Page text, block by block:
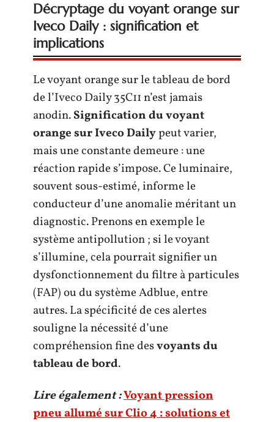
Décryptage du voyant orange sur
Iveco Daily : signification et
implications
Le voyant orange sur le tableau de bord
de l’Iveco Daily 35C11 n’est jamais
anodin.Signification du voyant
orange sur Iveco Dailypeut varier,
mais une constante demeure : une
réaction rapide s’impose. Ce luminaire,
souvent sous-estimé, informe le
conducteur d’une anomalie méritant un
diagnostic. Prenons en exemple le
système antipollution ; si le voyant
s’illumine, cela pourrait signifier un
dysfonctionnement du filtre à particules
(FAP) ou du système Adblue, entre
autres. La spécificité de ces alertes
souligne la nécessité d’une
compréhension fine desvoyants du
tableau de bord.
Lire également :Voyant pression
pneu allumé sur Clio 4 : solutions et